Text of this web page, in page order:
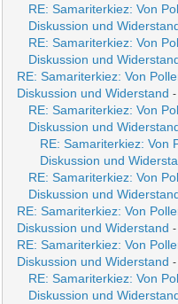
RE: Samariterkiez: Von
Diskussion und
RE: Samariterkiez: Von
Diskussion und
RE: Samariterkiez: Von
Diskussion und Widerstand -
RE: Samariterkiez: Von
Diskussion und
RE: Samariterkiez: Von
Diskussion und
RE: Samariterkiez: Von
Diskussion und
RE: Samariterkiez: Von
Diskussion und Widerstand
RE: Samariterkiez: Von
Diskussion und Widerstand
RE: Samariterkiez: Von
Diskussion und